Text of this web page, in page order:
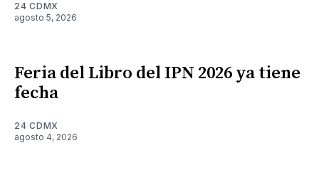
24 CDMX
agosto 5, 2026
Feria del Libro del IPN 2026 ya tiene
fecha
24 CDMX
agosto 4, 2026